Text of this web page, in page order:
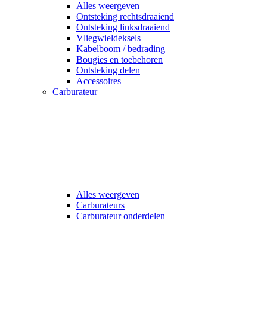
Alles weergeven
Ontsteking rechtsdraaiend
Ontsteking linksdraaiend
Vliegwieldeksels
Kabelboom / bedrading
Bougies en toebehoren
Ontsteking delen
Accessoires
Carburateur
Alles weergeven
Carburateurs
Carburateur onderdelen